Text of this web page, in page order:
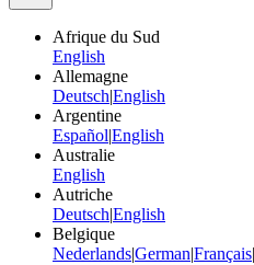
Afrique du Sud
English
Allemagne
DeutschEnglish
Argentine
EspañolEnglish
Australie
English
Autriche
DeutschEnglish
Belgique
NederlandsGermanFrançais